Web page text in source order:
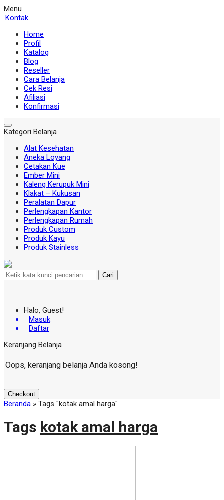
Menu
Kontak
Home
Profil
Katalog
Blog
Reseller
Cara Belanja
Cek Resi
Afiliasi
Konfirmasi
Kategori Belanja
Alat Kesehatan
Aneka Loyang
Cetakan Kue
Ember Mini
Kaleng Kerupuk Mini
Klakat – Kukusan
Peralatan Dapur
Perlengkapan Kantor
Perlengkapan Rumah
Produk Custom
Produk Kayu
Produk Stainless
Cari
Halo, Guest!
Masuk
Daftar
Keranjang Belanja
Oops, keranjang belanja Anda kosong!
Checkout
Beranda » Tags "kotak amal harga"
Tags kotak amal harga